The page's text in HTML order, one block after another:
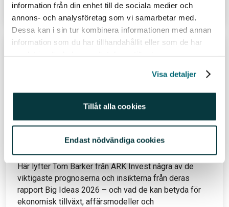
information från din enhet till de sociala medier och
annons- och analysföretag som vi samarbetar med.
Dessa kan i sin tur kombinera informationen med annan
information som du har tillhandahållit eller som de har
Visa detaljer
Tillåt alla cookies
Endast nödvändiga cookies
Läs hela inlägget
energisystem och nästa stora
Återanvändbara raketer och distribuerad
energiproduktion är två av de tekniker som formar
framtidens världsekonomi. De båda är på väg från
som kraftiga och ihållande kostnadsminskningar
öppnar upp marknader som tidigare varit begränsade.
Här lyfter Tom Barker från ARK Invest några av de
viktigaste prognoserna och insikterna från deras
rapport Big Ideas 2026 – och vad de kan betyda för
ekonomisk tillväxt, affärsmodeller och